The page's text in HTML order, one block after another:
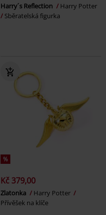
Harry´s Reflection
Harry Potter
Sběratelská figurka
%
Kč 379,00
Zlatonka
Harry Potter
Přívěšek na klíče